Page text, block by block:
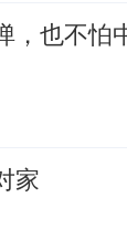
，也不怕
家